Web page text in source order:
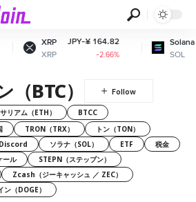
JPY-¥ 164.82
-2.66%
JPY-¥
BTC）
リアム（ETH）
BTCC
TRON（TRX）
トン（TON）
Discord ソラナ（SOL） ETF
税金
ール
STEPN（ステップン）
Zcash（ジーキャッシュ ／ ZEC）
ン（DOGE）